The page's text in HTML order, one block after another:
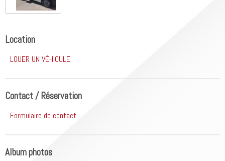
Location
LOUER UN VÉHICULE
Contact / Réservation
Formulaire de contact
Album photos